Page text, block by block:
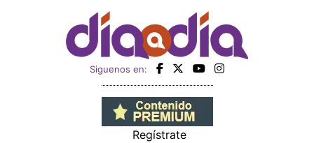
Siguenos en:
Regístrate